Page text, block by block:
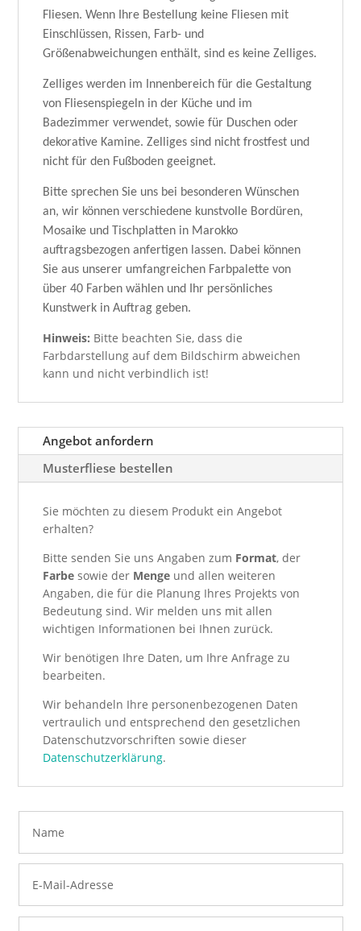
Fliesen. Wenn Ihre Bestellung keine Fliesen mit
Einschlüssen, Rissen, Farb- und
Größenabweichungen enthält, sind es keine Zelliges.
Zelliges werden im Innenbereich für die Gestaltung
von Fliesenspiegeln in der Küche und im
Badezimmer verwendet, sowie für Duschen oder
dekorative Kamine. Zelliges sind nicht frostfest und
nicht für den Fußboden geeignet.
Bitte sprechen Sie uns bei besonderen Wünschen
an, wir können verschiedene kunstvolle Bordüren,
Mosaike und Tischplatten in Marokko
auftragsbezogen anfertigen lassen. Dabei können
Sie aus unserer umfangreichen Farbpalette von
über 40 Farben wählen und Ihr persönliches
Kunstwerk in Auftrag geben.
Hinweis: Bitte beachten Sie, dass die
Farbdarstellung auf dem Bildschirm abweichen
kann und nicht verbindlich ist!
Angebot anfordern
Musterfliese bestellen
Sie möchten zu diesem Produkt ein Angebot
erhalten?
Bitte senden Sie uns Angaben zum Format, der
Farbesowie der Menge und allen weiteren
Angaben, die für die Planung Ihres Projekts von
Bedeutung sind. Wir melden uns mit allen
wichtigen Informationen bei Ihnen zurück.
Wir benötigen Ihre Daten, um Ihre Anfrage zu
bearbeiten.
Wir behandeln Ihre personenbezogenen Daten
vertraulich und entsprechend den gesetzlichen
Datenschutzvorschriften sowie dieser
Datenschutzerklärung.